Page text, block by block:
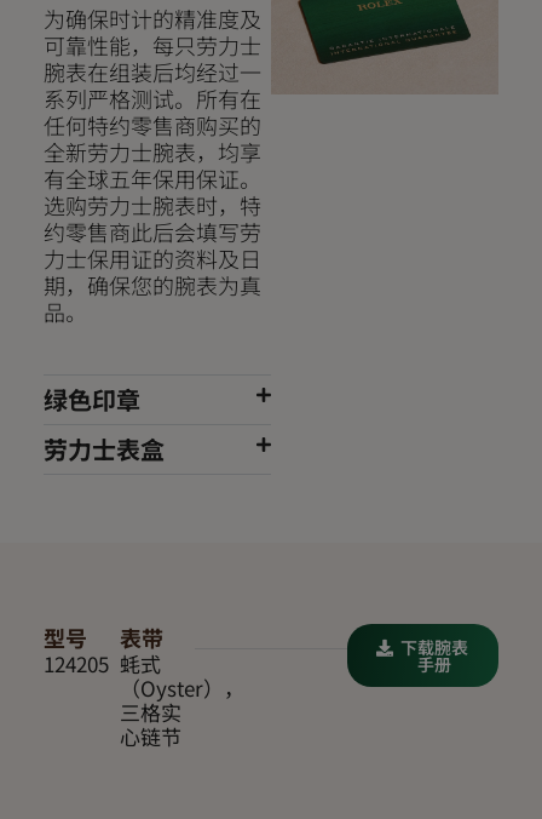
为确保时计的精准度及
可靠性能，每只劳力士
腕表在组装后均经过一
系列严格测试。所有在
任何特约零售商购买的
全新劳力士腕表，均享
有全球五年保用保证。
选购劳力士腕表时，特
约零售商此后会填写劳
力士保用证的资料及日
期，确保您的腕表为真
品。
绿色印章
劳力士表盒
型号
124205
表带
蚝式
（Oyster），
三格实
心链节
下载腕表
手册